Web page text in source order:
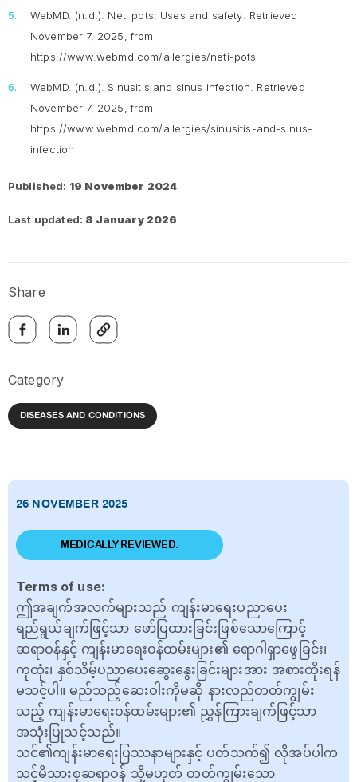
WebMD. (n.d.). Neti pots: Uses and safety . Retrieved
November 7, 2025, from
https://www.webmd.com/allergies/neti-pots
WebMD. (n.d.). Sinusitis and sinus infection . Retrieved
November 7, 2025, from
https://www.webmd.com/allergies/sinusitis-and-sinus-
infection
Published: 19 November 2024
Last updated: 8 January 2026
Share
Category
DISEASES AND CONDITIONS
26 NOVEMBER 2025
MEDICALLY REVIEWED:
Terms of use:
ဤအချက်အလက်များသည် ကျန်းမာရေးပညာပေး
ရည်ရွယ်ချက်ဖြင့်သာ ဖော်ပြထားခြင်းဖြစ်သောကြောင့်
ဆရာဝန်နှင့် ကျန်းမာရေးဝန်ထမ်းများ၏ ရောဂါရှာဖွေခြင်း၊
ကုထုံး၊ နှစ်သိမ့်ပညာပေးဆွေးနွေးခြင်းများအား အစားထိုးရန်
မသင့်ပါ။ မည်သည့်ဆေးဝါးကိုမဆို နားလည်တတ်ကျွမ်း
သည့် ကျန်းမာရေးဝန်ထမ်းများ၏ ညွှန်ကြားချက်ဖြင့်သာ
အသုံးပြုသင့်သည်။
သင်၏ကျန်းမာရေးပြဿနာများနှင့် ပတ်သက်၍ လိုအပ်ပါက
သင့်မိသားစုဆရာဝန် သို့မဟုတ် တတ်ကျွမ်းသော